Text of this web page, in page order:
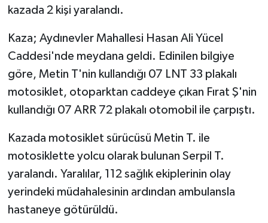
kazada 2 kişi yaralandı.
Kaza; Aydınevler Mahallesi Hasan Ali Yücel
Caddesi'nde meydana geldi. Edinilen bilgiye
göre, Metin T'nin kullandığı 07 LNT 33 plakalı
motosiklet, otoparktan caddeye çıkan Fırat Ş'nin
kullandığı 07 ARR 72 plakalı otomobil ile çarpıştı.
Kazada motosiklet sürücüsü Metin T. ile
motosiklette yolcu olarak bulunan Serpil T.
yaralandı. Yaralılar, 112 sağlık ekiplerinin olay
yerindeki müdahalesinin ardından ambulansla
hastaneye götürüldü.
Tarihi Yapılarımız
Teknoloji
Türkiye
Yerel
İletişim
Künye